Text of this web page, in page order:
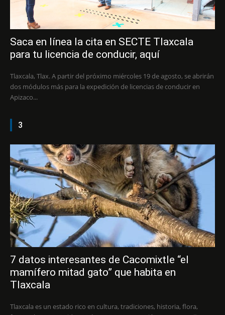
Saca en línea la cita en SECTE Tlaxcala
para tu licencia de conducir, aquí
Tlaxcala, Tlax. A partir del próximo miércoles 19 de agosto, se abrirán
dos módulos más para la expedición de licencias de conducir en
Apizaco...
3
7 datos interesantes de Cacomixtle “el
mamífero mitad gato” que habita en
Tlaxcala
Tlaxcala es un estado rico en cultura, tradiciones, historia, flora,